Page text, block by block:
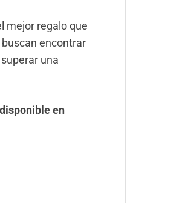
mejor regalo que
encontrar
una
en